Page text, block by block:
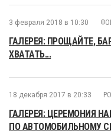
3 февраля 2018 в 10:30
ГАЛЕРЕЯ: ПРОЩАЙТЕ,
ХВАТАТЬ...
18 декабря 2017 в 20:33
ГАЛЕРЕЯ: ЦЕРЕМОНИЯ
ПО АВТОМОБИЛЬНОМУ